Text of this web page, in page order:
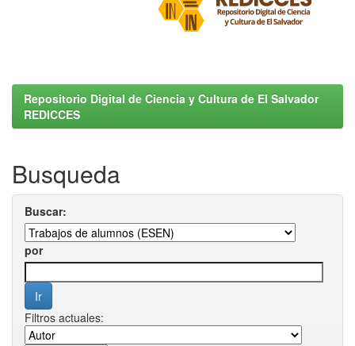
Repositorio Digital de Ciencia y Cultura de El Salvador
REDICCES
Busqueda
Buscar:
por
Filtros actuales: